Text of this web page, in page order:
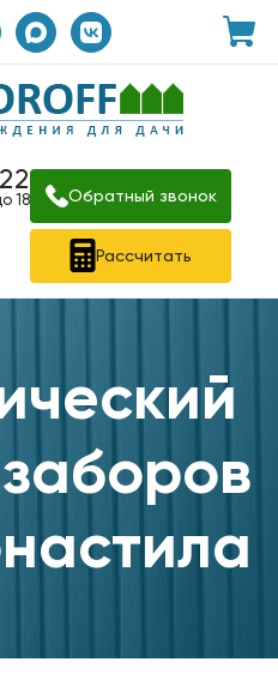
18 Обратный звонок
Рассчитать